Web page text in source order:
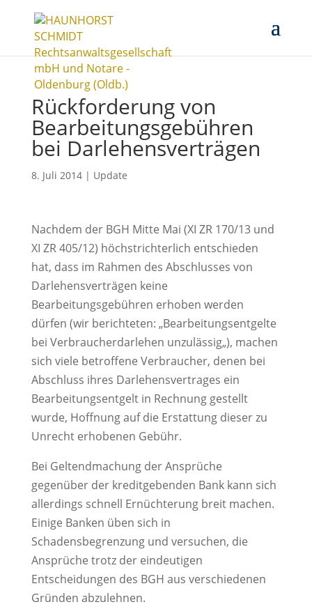
Rückforderung von
Bearbeitungsgebühren
bei Darlehensverträgen
8. Juli 2014| Update
Nachdem der BGH Mitte Mai (XI ZR 170/13 und
XI ZR 405/12) höchstrichterlich entschieden
hat, dass im Rahmen des Abschlusses von
Darlehensverträgen keine
Bearbeitungsgebühren erhoben werden
dürfen (wir berichteten: „Bearbeitungsentgelte
bei Verbraucherdarlehen unzulässig„), machen
sich viele betroffene Verbraucher, denen bei
Abschluss ihres Darlehensvertrages ein
Bearbeitungsentgelt in Rechnung gestellt
wurde, Hoffnung auf die Erstattung dieser zu
Unrecht erhobenen Gebühr.
Bei Geltendmachung der Ansprüche
gegenüber der kreditgebenden Bank kann sich
allerdings schnell Ernüchterung breit machen.
Einige Banken üben sich in
Schadensbegrenzung und versuchen, die
Ansprüche trotz der eindeutigen
Entscheidungen des BGH aus verschiedenen
Gründen abzulehnen.